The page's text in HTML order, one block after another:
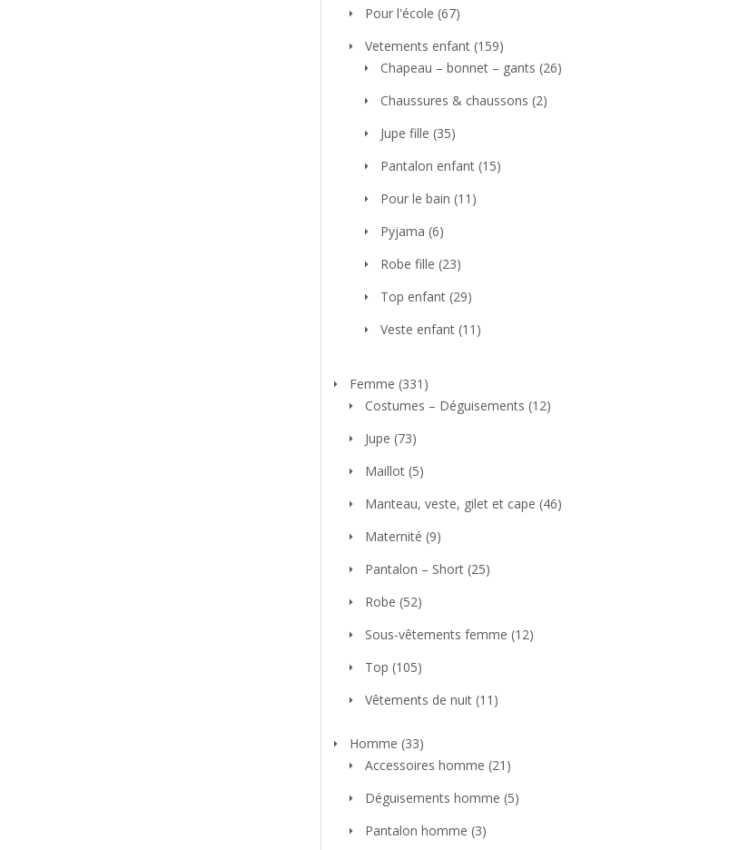
Pour l'école (67)
Vetements enfant (159)
Chapeau – bonnet – gants (26)
Chaussures & chaussons (2)
Jupe fille (35)
Pantalon enfant (15)
Pour le bain (11)
Pyjama (6)
Robe fille (23)
Top enfant (29)
Veste enfant (11)
Femme (331)
Costumes – Déguisements (12)
Jupe (73)
Maillot (5)
Manteau, veste, gilet et cape (46)
Maternité (9)
Pantalon – Short (25)
Robe (52)
Sous-vêtements femme (12)
Top (105)
Vêtements de nuit (11)
Homme (33)
Accessoires homme (21)
Déguisements homme (5)
Pantalon homme (3)